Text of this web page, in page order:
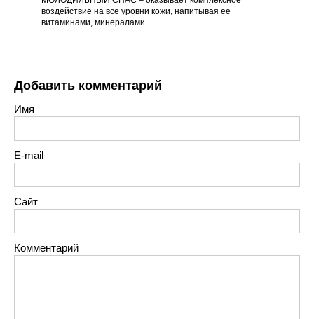
воздействие на все уровни кожи, напитывая ее
витаминами, минералами
Добавить комментарий
Имя
E-mail
Сайт
Комментарий